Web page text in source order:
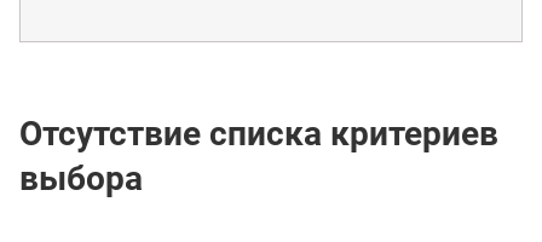
Отсутствие списка критериев
выбора